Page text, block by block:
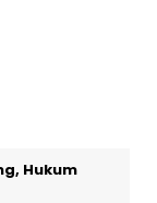
Hukum